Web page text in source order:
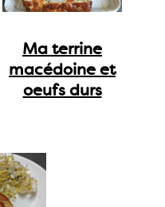
Ma terrine
macédoine et
oeufs durs